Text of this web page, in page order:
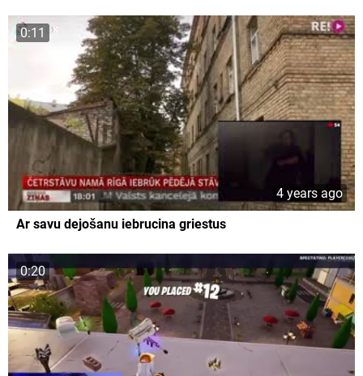
0:11
4 years ago
Ar savu dejošanu iebrucina griestus
0:20